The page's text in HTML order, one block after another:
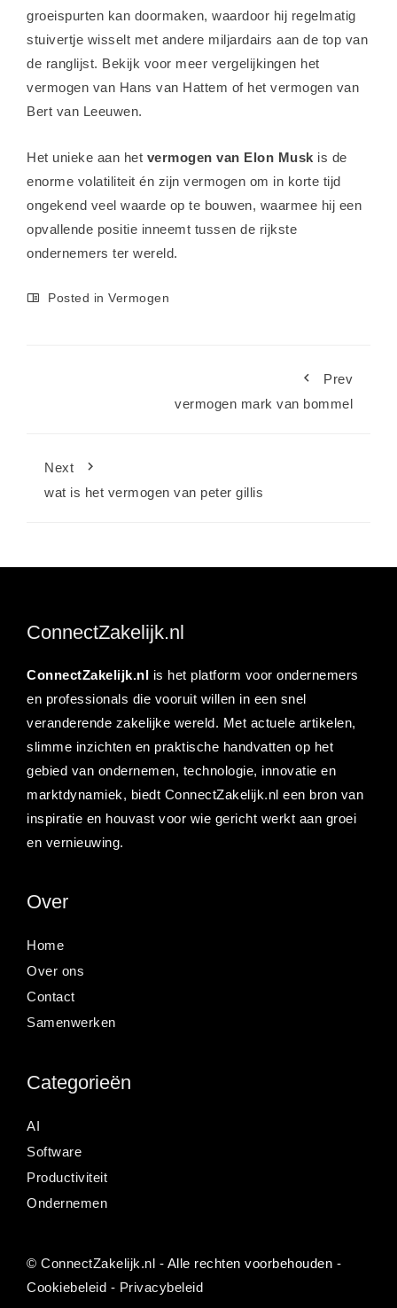
groeispurten kan doormaken, waardoor hij regelmatig
stuivertje wisselt met andere miljardairs aan de top van
de ranglijst. Bekijk voor meer vergelijkingen het
vermogen van Hans van Hattem of het vermogen van
Bert van Leeuwen.
Het unieke aan het vermogen van Elon Musk is de
enorme volatiliteit én zijn vermogen om in korte tijd
ongekend veel waarde op te bouwen, waarmee hij een
opvallende positie inneemt tussen de rijkste
ondernemers ter wereld.
Posted in Vermogen
Prev
vermogen mark van bommel
Next
wat is het vermogen van peter gillis
ConnectZakelijk.nl
ConnectZakelijk.nl is het platform voor ondernemers
en professionals die vooruit willen in een snel
veranderende zakelijke wereld. Met actuele artikelen,
slimme inzichten en praktische handvatten op het
gebied van ondernemen, technologie, innovatie en
marktdynamiek, biedt ConnectZakelijk.nl een bron van
inspiratie en houvast voor wie gericht werkt aan groei
en vernieuwing.
Over
Home
Over ons
Contact
Samenwerken
Categorieën
AI
Software
Productiviteit
Ondernemen
© ConnectZakelijk.nl - Alle rechten voorbehouden -
Cookiebeleid - Privacybeleid